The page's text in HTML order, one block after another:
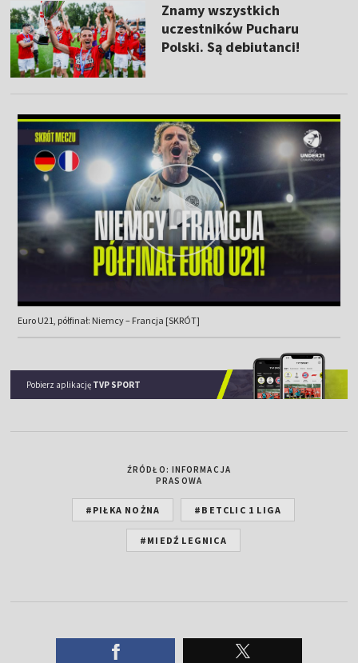
Znamy wszystkich
uczestników Pucharu
Polski. Są debiutanci!
Euro U21, półfinał: Niemcy – Francja [SKRÓT]
Pobierz aplikację TVP SPORT
ŹRÓDŁO: INFORMACJA
PRASOWA
#PIŁKA NOŻNA #BETCLIC 1 LIGA
#MIEDŹ LEGNICA